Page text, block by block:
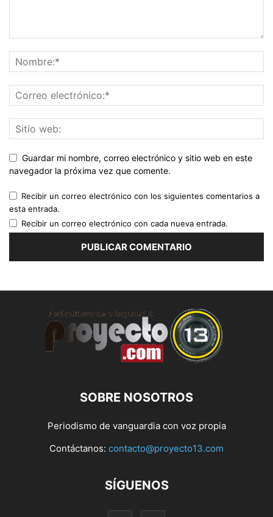
Guardar mi nombre, correo electrónico y sitio web en este
navegador la próxima vez que comente.
Recibir un correo electrónico con los siguientes comentarios a
esta entrada.
Recibir un correo electrónico con cada nueva entrada.
SOBRE NOSOTROS
Periodismo de vanguardia con voz propia
Contáctanos: contacto@proyecto13.com
SÍGUENOS